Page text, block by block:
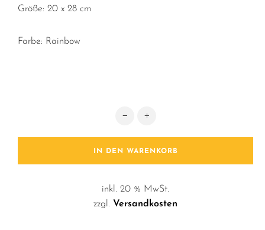
Größe: 20 x 28 cm
Farbe: Rainbow
Skulptur / Peace Menge
IN DEN WARENKORB
inkl. 20 % MwSt.
zzgl. Versandkosten